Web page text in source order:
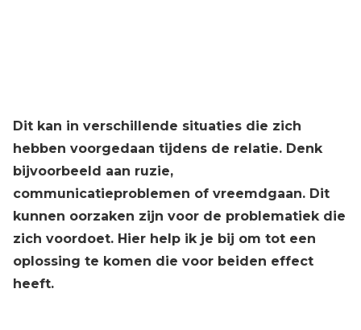
Dit kan in verschillende situaties die zich
hebben voorgedaan tijdens de relatie. Denk
bijvoorbeeld aan ruzie,
communicatieproblemen of vreemdgaan. Dit
kunnen oorzaken zijn voor de problematiek die
zich voordoet. Hier help ik je bij om tot een
oplossing te komen die voor beiden effect
heeft.